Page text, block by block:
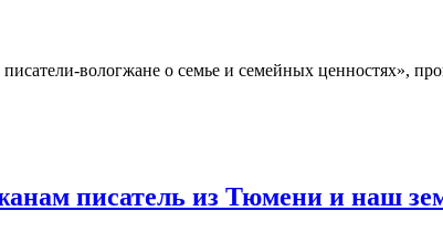
вологжане о семье и семейных ценностях»,
писатель из Тюмени и наш